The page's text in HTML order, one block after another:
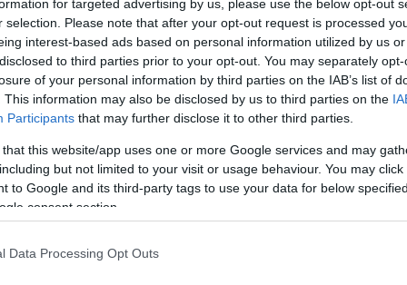
for targeted advertising by us, please use the below opt-out
selection. Please note that after your opt-out request is processed
interest-based ads based on personal information utilized by us
to third parties prior to your opt-out. You may separately
of your personal information by third parties on the IAB’s list of
This information may also be disclosed by us to third parties on the
Participants that may further disclose it to other third parties.
that this website/app uses one or more Google services and may
but not limited to your visit or usage behaviour. You may
to Google and its third-party tags to use your data for below
consent section.
Data Processing Opt Outs
λίστα τον Λούντμπεργκ ήταν η Γαλατασαράι,
ομάδα για την απόκτησή του.